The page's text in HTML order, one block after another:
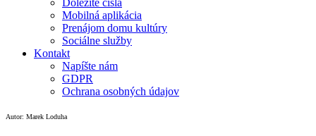
Dôležité čísla
Mobilná aplikácia
Prenájom domu kultúry
Sociálne služby
Kontakt
Napíšte nám
GDPR
Ochrana osobných údajov
Autor: Marek Loduha